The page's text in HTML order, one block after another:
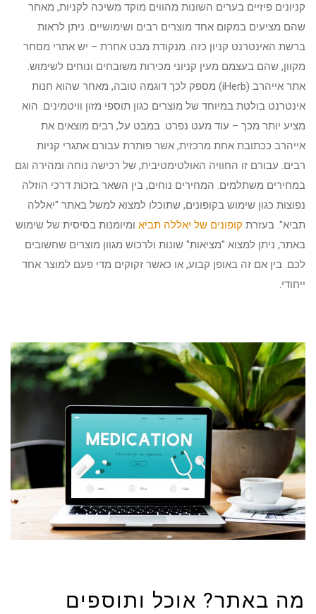
קניונים פיזיים בערים השונות מהווים מוקד משיכה לקניות, מאחר
שהם מציעים במקום אחד מוצרים רבים ושימושיים. ניתן לראות
ברשת האינטרנט קניון כזה. מנקודת מבט אחרת – יש אתרי מסחר
מקוון, שהם בעצמם מעין קניוני מכירות משובחים ונוחים לשימוש.
אתר אייהרב (iHerb) מספק לכך דוגמה טובה, מאחר שהוא חנות
אינטרנט בולטת במיוחד של מוצרים כגון תוספי מזון וויטמינים. הוא
מציע יותר מכך – עוד מעט נפרט. במבט על, רבים מוצאים את
אייהרב ככתובת אחת מרכזית, אשר פותרת עבורם אתגרי קניות
רבים. עבורם זו החוויה האולטימטיבית, של רכישה נוחה ומהירה וגם
במחירים משתלמים. המחירים נוחים, בין השאר בזכות דרכי הוזלה
נפוצות כגון שימוש בקופונים, שתוכלו למצוא למשל באתר "יאללה
תביא". בעזרתקופונים של יאללה תביאומיומנות בסיסית של שימוש
באתר, ניתן למצוא "מציאות" שונות ולרכוש מגוון מוצרים שחשובים
לכם. בין אם זה באופן קבוע, או כאשר זקוקים מדי פעם למוצר אחד
ייחודי.
מה באתר? אוכל ותוספים